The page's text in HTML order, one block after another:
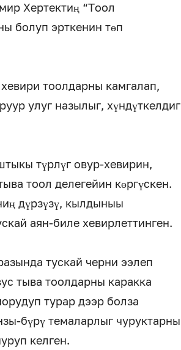
Хертектиң “Тоол
болуп эрткенин төп
тоолдарны камгалап,
улуг назылыг, хүндүткелдиг
түрлүг овур-хевирин,
тоол делегейин көргүскен.
дүрзүзү, кылдыныы
аян-биле хевирлеттинген.
тускай черни ээлеп
тыва тоолдарны каракка
турар дээр болза
бүрү темаларлыг чуруктарны
келген.